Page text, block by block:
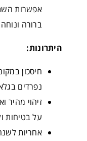
אפשרות
ברורה
היתרונות:
חיסכון
נפרדים
זיהוי מהיר
על בטיחות
אחריות